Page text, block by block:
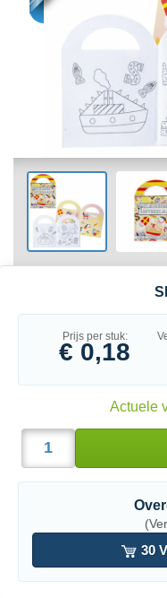
Prijs per stuk:
€ 0,18
Actuele
30